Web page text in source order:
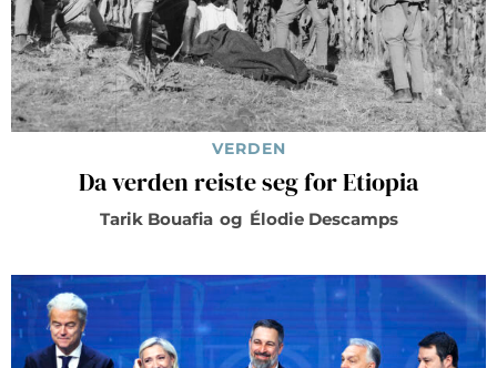
VERDEN
Da verden reiste seg for Etiopia
Tarik Bouafia og Élodie Descamps